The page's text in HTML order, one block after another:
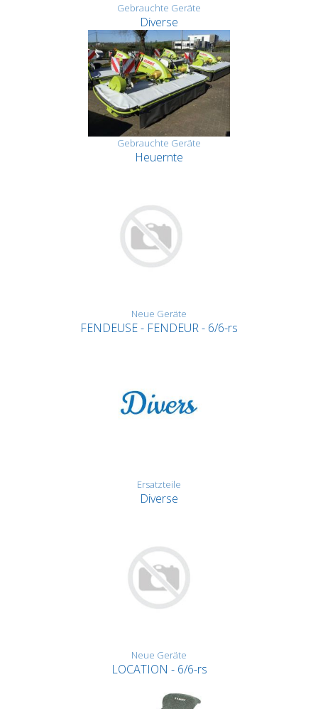
Gebrauchte Geräte
Diverse
Gebrauchte Geräte
Heuernte
Neue Geräte
FENDEUSE - FENDEUR - 6/6-rs
Ersatzteile
Diverse
Neue Geräte
LOCATION - 6/6-rs